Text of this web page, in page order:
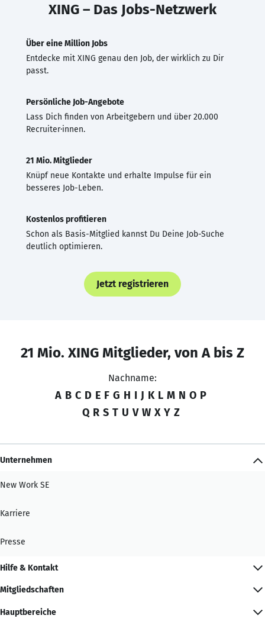
XING – Das Jobs-Netzwerk
Über eine Million Jobs
Entdecke mit XING genau den Job, der wirklich zu Dir
passt.
Persönliche Job-Angebote
Lass Dich finden von Arbeitgebern und über 20.000
Recruiter·innen.
21 Mio. Mitglieder
Knüpf neue Kontakte und erhalte Impulse für ein
besseres Job-Leben.
Kostenlos profitieren
Schon als Basis-Mitglied kannst Du Deine Job-Suche
deutlich optimieren.
Jetzt registrieren
21 Mio. XING Mitglieder, von A bis Z
Nachname:
A B C D E F G H I J K L M N O P
Q R S T U V W X Y Z
Unternehmen
New Work SE
Karriere
Presse
Hilfe & Kontakt
Mitgliedschaften
Hauptbereiche